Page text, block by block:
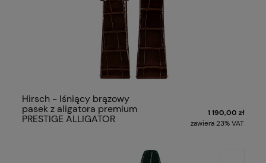
Hirsch - lśniący brązowy
pasek z aligatora premium
PRESTIGE ALLIGATOR
1 190,00 zł
zawiera 23% VAT